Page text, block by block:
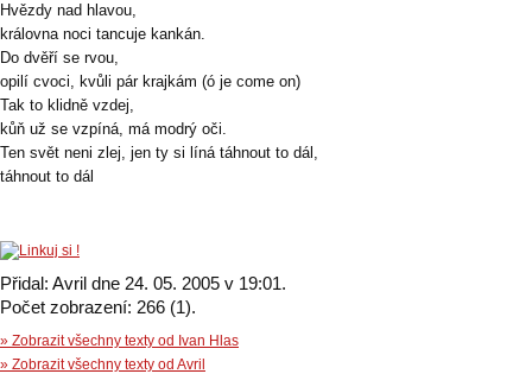
Hvězdy nad hlavou,
královna noci tancuje kankán.
Do dvěří se rvou,
opilí cvoci, kvůli pár krajkám (ó je come on)
Tak to klidně vzdej,
kůň už se vzpíná, má modrý oči.
Ten svět neni zlej, jen ty si líná táhnout to dál,
táhnout to dál
Přidal: Avril dne 24. 05. 2005 v 19:01.
Počet zobrazení: 266 (1).
» Zobrazit všechny texty od Ivan Hlas
» Zobrazit všechny texty od Avril